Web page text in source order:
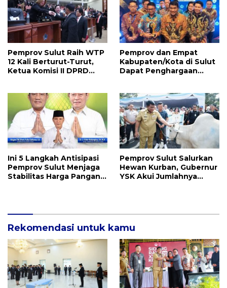
Pemprov Sulut Raih WTP
12 Kali Berturut-Turut,
Ketua Komisi II DPRD
Prestasi Yang
Membanggakan
Pemprov dan Empat
Kabupaten/Kota di Sulut
Dapat Penghargaan
Ini 5 Langkah Antisipasi
Pemprov Sulut Menjaga
Stabilitas Harga Pangan
Pemprov Sulut Salurkan
Hewan Kurban, Gubernur
YSK Akui Jumlahnya
Rekomendasi untuk kamu